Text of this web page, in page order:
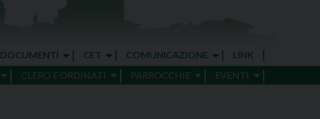
DOCUMENTI CET COMUNICAZIONE
LINK
CLERO E ORDINATI PARROCCHIE EVENTI